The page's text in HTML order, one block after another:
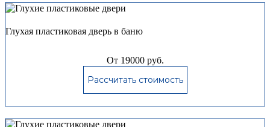
Глухая пластиковая дверь в баню
От 19000 руб.
Рассчитать стоимость